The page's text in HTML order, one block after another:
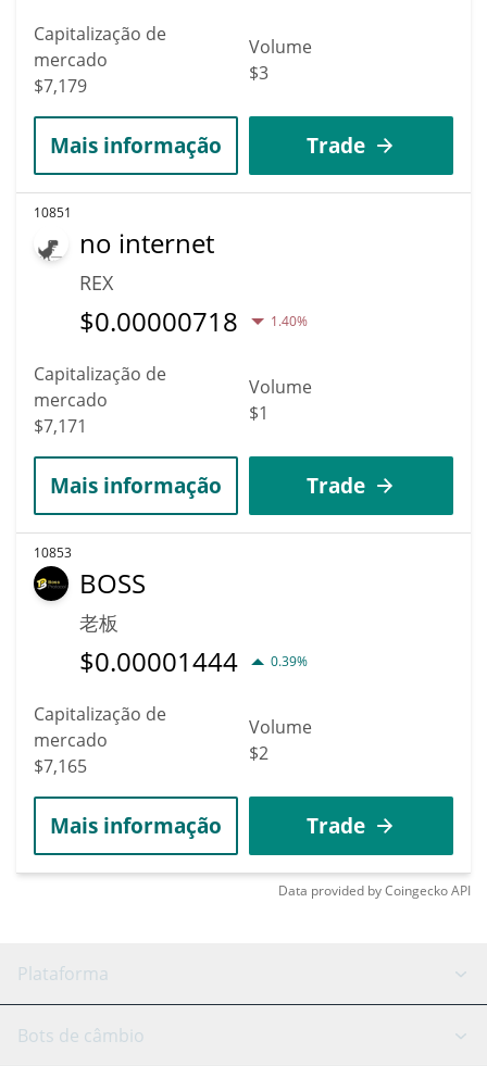
Capitalização de
mercado
$7,179
Volume
$3
Mais informação Trade
10851
no internet
REX
$0.00000718 1.40%
Capitalização de
mercado
$7,171
Volume
$1
Mais informação Trade
10853
BOSS
老板
$0.00001444 0.39%
Capitalização de
mercado
$7,165
Volume
$2
Mais informação Trade
Data provided byCoingeckoAPI
Plataforma
Bot GRID
Bots de câmbio